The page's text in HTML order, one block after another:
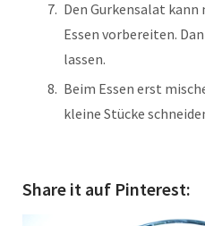
Den Gurkensalat kann
Essen vorbereiten.
lassen.
Beim Essen erst
kleine Stücke
Share it auf Pinterest: